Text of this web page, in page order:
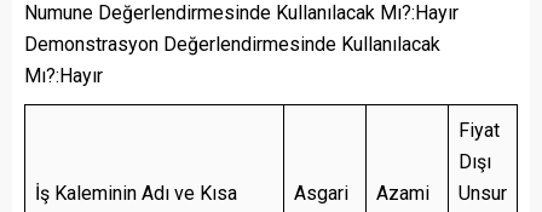
Numune Değerlendirmesinde Kullanılacak Mı?:Hayır
Demonstrasyon Değerlendirmesinde Kullanılacak
Mı?:Hayır
İş Kaleminin Adı ve Kısa
Asgari
Azami
Fiyat
Dışı
Unsur